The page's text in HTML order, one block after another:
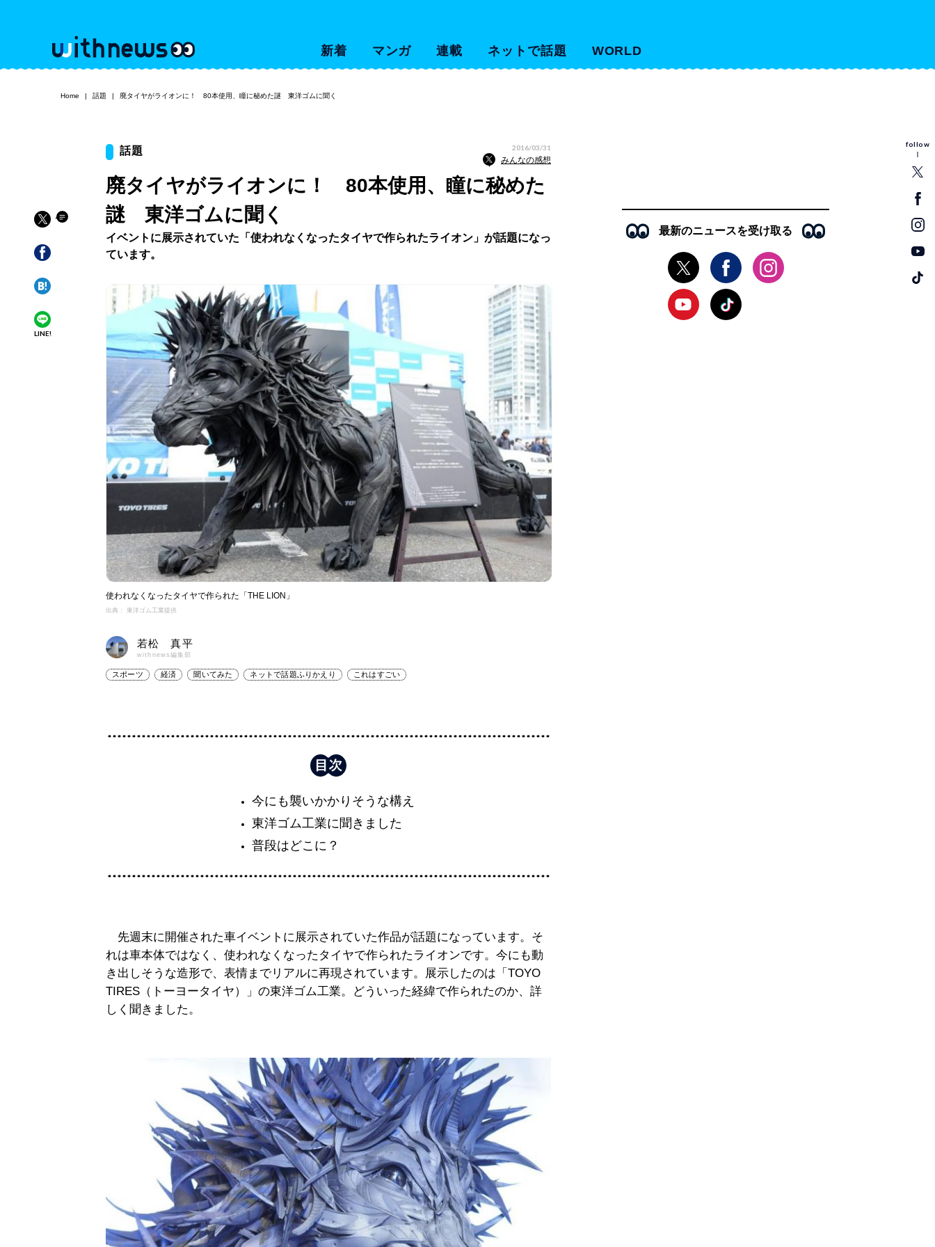
新着 マンガ 連載 ネットで話題 WORLD
follow
Home 話題 廃タイヤがライオンに！ 80本使用、瞳に秘めた謎 東洋ゴムに聞く
LINE!
話題 2016/03/31
みんなの感想
廃タイヤがライオンに！ 80本使用、瞳に秘めた
謎 東洋ゴムに聞く
イベントに展示されていた「使われなくなったタイヤで作られたライオン」が話題になっ
ています。
使われなくなったタイヤで作られた「THE LION」
出典： 東洋ゴム工業提供
若松 真平
withnews編集部
スポーツ 経済 聞いてみた ネットで話題ふりかえり これはすごい
今にも襲いかかりそうな構え
東洋ゴム工業に聞きました
普段はどこに？
先週末に開催された車イベントに展示されていた作品が話題になっています。そ
れは車本体ではなく、使われなくなったタイヤで作られたライオンです。今にも動
き出しそうな造形で、表情までリアルに再現されています。展示したのは「TOYO
TIRES（トーヨータイヤ）」の東洋ゴム工業。どういった経緯で作られたのか、詳
しく聞きました。
最新のニュースを受け取る